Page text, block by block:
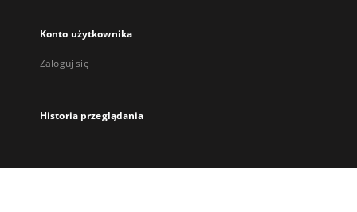
Konto użytkownika
Zaloguj się
Historia przeglądania